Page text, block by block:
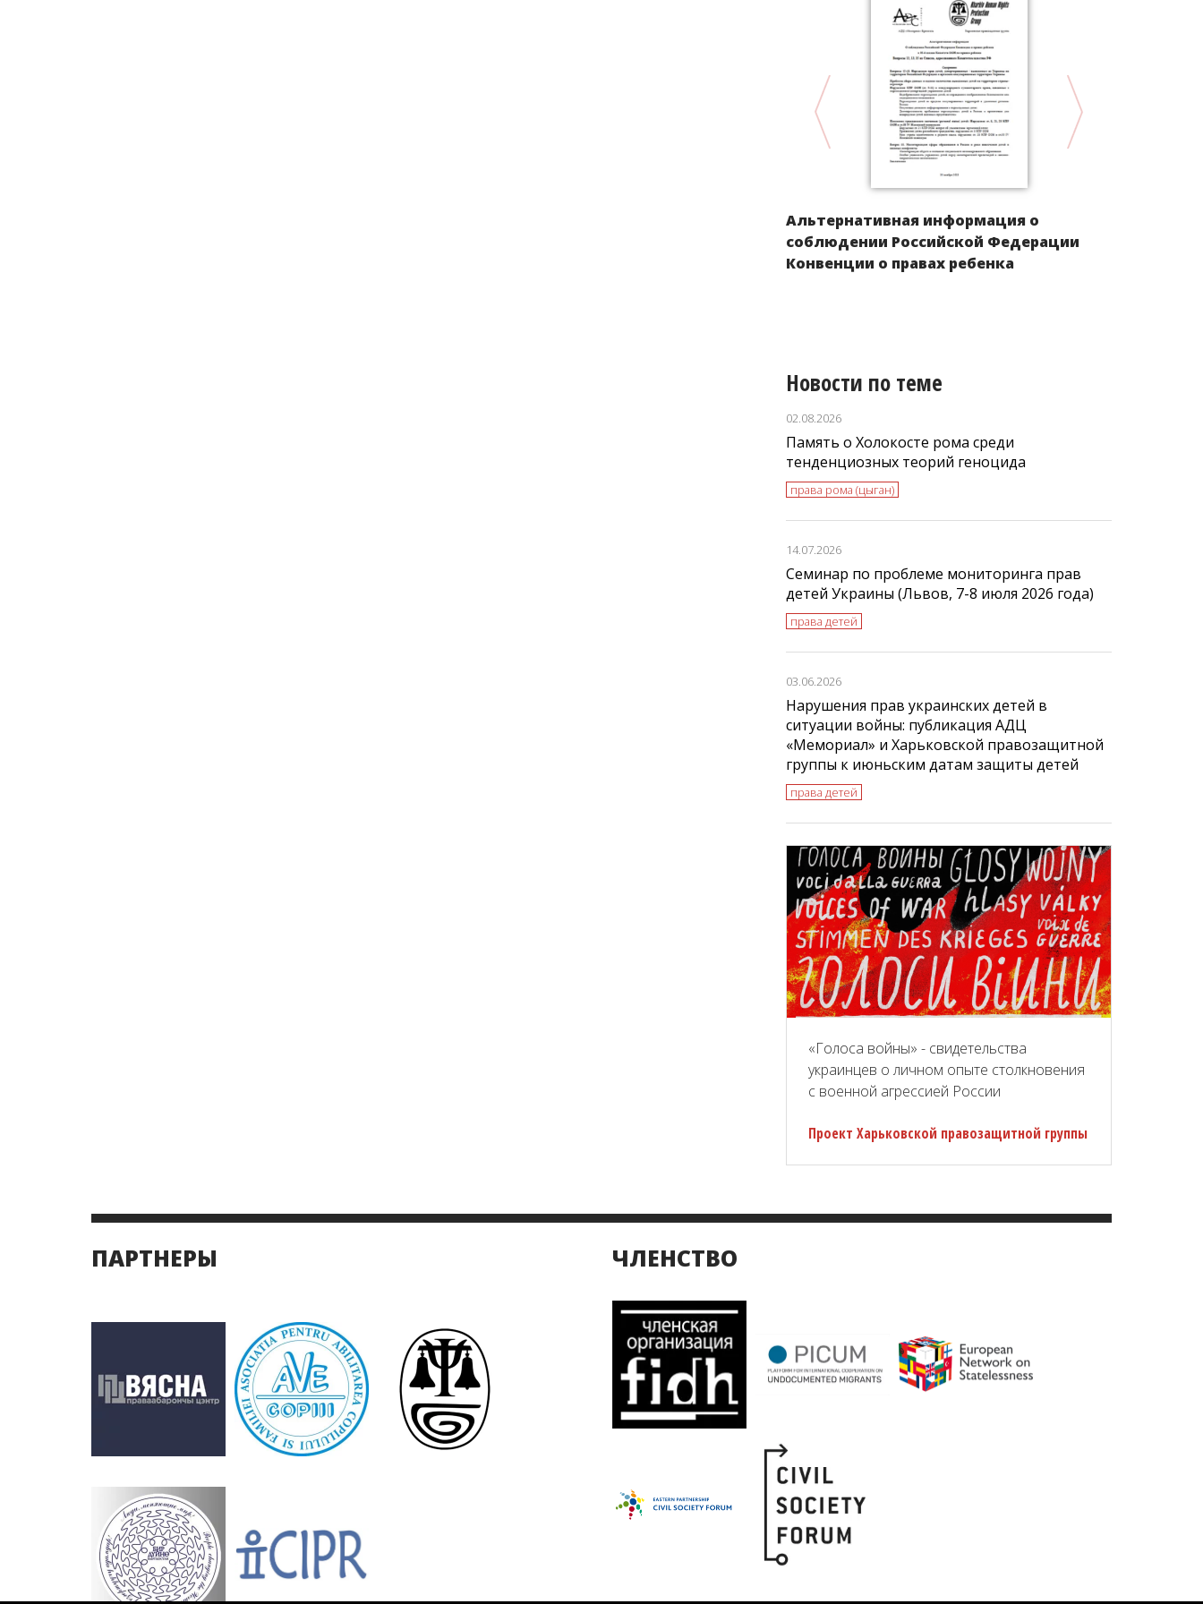
Альтернативная информация о
соблюдении Российской Федерации
Конвенции о правах ребенка
Новости по теме
02.08.2026
Память о Холокосте рома среди
тенденциозных теорий геноцида
права рома (цыган)
14.07.2026
Семинар по проблеме мониторинга прав
детей Украины (Львов, 7-8 июля 2026 года)
права детей
03.06.2026
Нарушения прав украинских детей в
ситуации войны: публикация АДЦ
«Мемориал» и Харьковской правозащитной
группы к июньским датам защиты детей
права детей
«Голоса войны» - свидетельства
украинцев о личном опыте столкновения
с военной агрессией России
Проект Харьковской правозащитной группы
ПАРТНЕРЫ ЧЛЕНСТВО